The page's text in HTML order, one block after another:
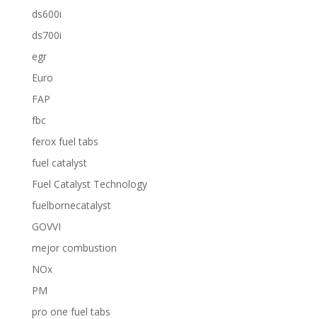
ds600i
ds700i
egr
Euro
FAP
fbc
ferox fuel tabs
fuel catalyst
Fuel Catalyst Technology
fuelbornecatalyst
GOVVI
mejor combustion
NOx
PM
pro one fuel tabs